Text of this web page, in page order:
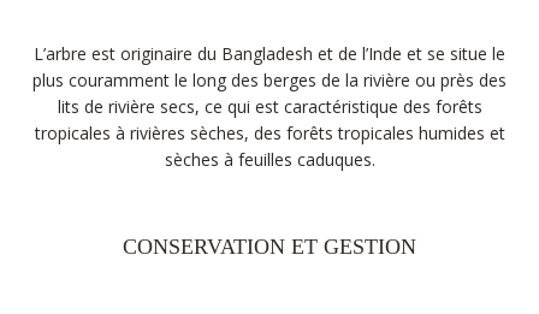
L’arbre est originaire du Bangladesh et de l’Inde et se situe le
plus couramment le long des berges de la rivière ou près des
lits de rivière secs, ce qui est caractéristique des forêts
tropicales à rivières sèches, des forêts tropicales humides et
sèches à feuilles caduques.
CONSERVATION ET GESTION